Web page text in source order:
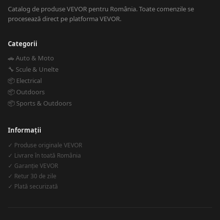
Catalog de produse VEVOR pentru România. Toate comenzile se
procesează direct pe platforma VEVOR.
Categorii
🚗 Auto & Moto
🔧 Scule & Unelte
📦 Electrical
📦 Outdoors
📦 Sports & Outdoors
Informații
✓ Produse originale VEVOR
✓ Livrare în toată România
✓ Garanție VEVOR
✓ Retur 30 de zile
✓ Plată securizată